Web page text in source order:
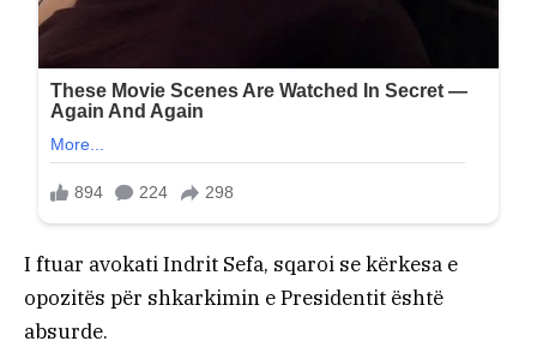
I ftuar avokati Indrit Sefa, sqaroi se kërkesa e
opozitës për shkarkimin e Presidentit është
absurde.